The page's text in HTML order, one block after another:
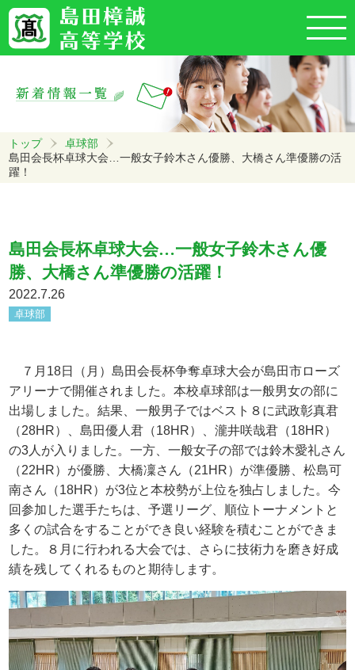
トップ
卓球部
島田会長杯卓球大会…一般女子鈴木さん優勝、大橋さん準優勝の活
躍！
島田会長杯卓球大会…一般女子鈴木さん優
勝、大橋さん準優勝の活躍！
2022.7.26
卓球部
７月 18日（月）島田会長杯争奪卓球大会が島田市ローズ
アリーナで開催されました。本校卓球部は一般男女の部に
出場しました。結果、一般男子ではベスト８に武政彰真君
（28HR）、島田優人君（18HR）、瀧井咲哉君（18HR）
の3 人が入りました。一方、一般女子の部では鈴木愛礼さん
（22HR）が優勝、大橋凜さん（21HR）が準優勝、松島可
南さん（18HR）が3位と本校勢が上位を独占しました。今
回参加した選手たちは、予選リーグ、順位トーナメントと
多くの試合をすることができ良い経験を積むことができま
した。８月に行われる大会では、さらに技術力を磨き好成
績を残してくれるものと期待します。